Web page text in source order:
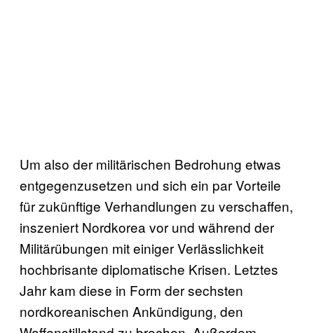
Um also der militärischen Bedrohung etwas
entgegenzusetzen und sich ein par Vorteile
für zukünftige Verhandlungen zu verschaffen,
inszeniert Nordkorea vor und während der
Militärübungen mit einiger Verlässlichkeit
hochbrisante diplomatische Krisen. Letztes
Jahr kam diese in Form der sechsten
nordkoreanischen Ankündigung, den